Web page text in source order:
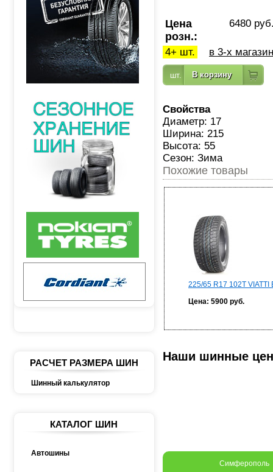
РАСЧЕТ РАЗМЕРА ШИН
Шинный калькулятор
КАТАЛОГ ШИН
Автошины
Цена
розн.:
6480
4+ шт. в 3-х
Свойства
Диаметр: 17
Ширина: 215
Высота: 55
Сезон: Зима
Похожие товары
225/65 R17 102T
Цена: 5900 руб.
Наши шинные
Симферополь